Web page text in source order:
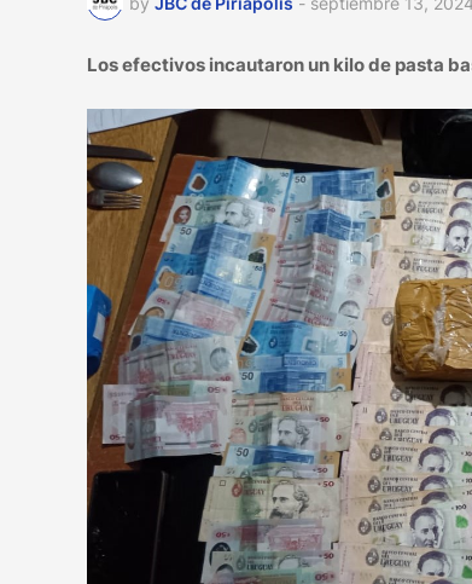
Los efectivos incautaron un kilo de pasta